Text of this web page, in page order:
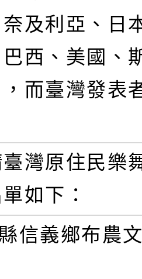
及利亞、日
西、美國、
而臺灣發表
灣原住民樂
如下：
信義鄉布農